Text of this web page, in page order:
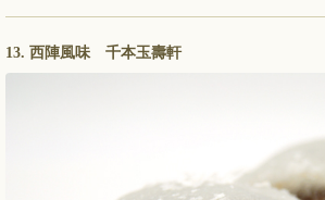
13. 西陣風味 千本玉壽軒